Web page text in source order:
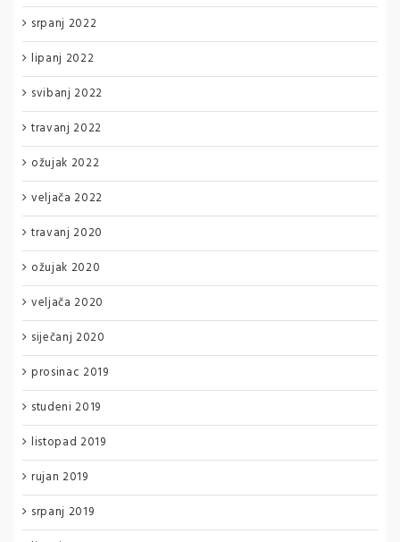
srpanj 2022
lipanj 2022
svibanj 2022
travanj 2022
ožujak 2022
veljača 2022
travanj 2020
ožujak 2020
veljača 2020
siječanj 2020
prosinac 2019
studeni 2019
listopad 2019
rujan 2019
srpanj 2019